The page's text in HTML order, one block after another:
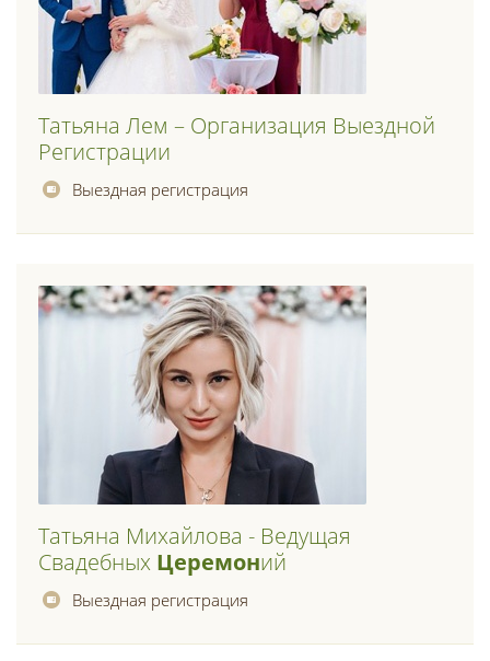
Татьяна Лем – Организация Выездной
Регистрации
Выездная регистрация
Татьяна Михайлова - Ведущая
Свадебных ЦеремонИй
Выездная регистрация